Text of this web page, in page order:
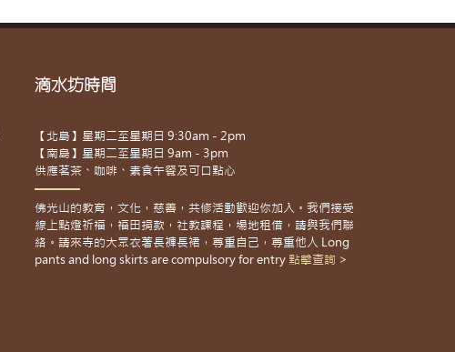
滴水坊時間
【北島】星期二至星期日 9:30am - 2pm
【南島】星期二至星期日 9am - 3pm
供應茗茶、咖啡、素食午餐及可口點心
佛光山的教育，文化，慈善，共修活動歡迎你加入。我們接受
線上點燈祈福，福田捐款，社教課程，場地租借，請與我們聯
絡。請來寺的大眾衣著長褲長裙，尊重自己，尊重他人 Long
pants and long skirts are compulsory for entry 點擊查詢 >